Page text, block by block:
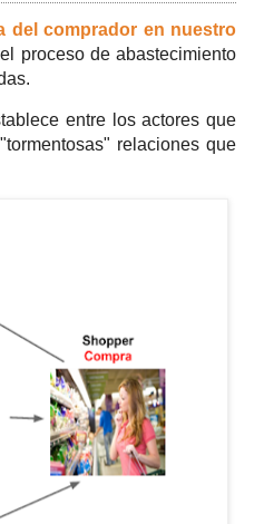
del comprador en nuestro
proceso de abastecimiento
entre los actores que
relaciones que